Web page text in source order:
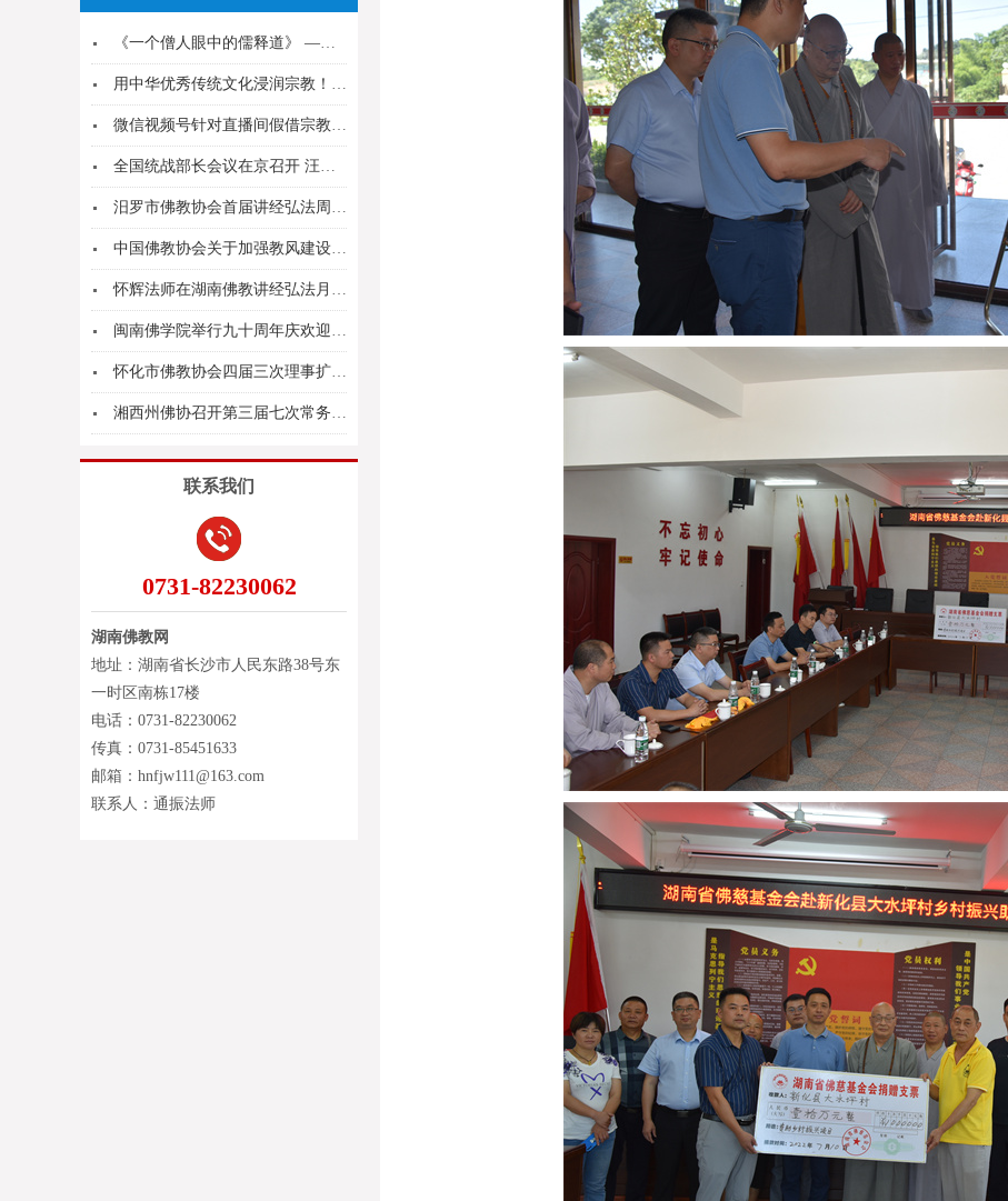
《一个僧人眼中的儒释道》 ——圣辉大和尚在南岳...
用中华优秀传统文化浸润宗教！长沙举办“宗教中国...
微信视频号针对直播间假借宗教名义实施违规行为的...
全国统战部长会议在京召开 汪洋出席并讲话
汨罗市佛教协会首届讲经弘法周圆满闭幕
中国佛教协会关于加强教风建设的倡议书
怀辉法师在湖南佛教讲经弘法月上宣讲《金刚经》
闽南佛学院举行九十周年庆欢迎晚宴暨校友会成立大...
怀化市佛教协会四届三次理事扩大会在市佛协召开
湘西州佛协召开第三届七次常务理事扩大会议
联系我们
0731-82230062
湖南佛教网
地址：湖南省长沙市人民东路38号东
一时区南栋17楼
电话：0731-82230062
传真：0731-85451633
邮箱：hnfjw111@163.com
联系人：通振法师